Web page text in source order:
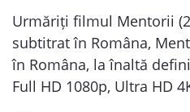
Urmăriți filmul Mentorii
subtitrat în Româna,
în Româna, la înaltă
Full HD 1080p, Ultra HD